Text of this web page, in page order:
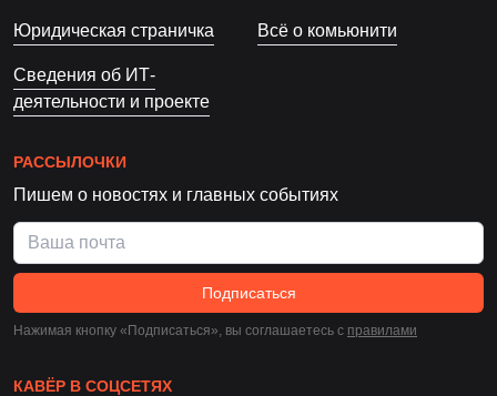
Юридическая страничка Всё о комьюнити
Сведения об ИТ-
деятельности и проекте
РАССЫЛОЧКИ
Пишем о новостях и главных событиях
Подписаться
Нажимая кнопку «Подписаться», вы соглашаетесь c правилами
КАВЁР В СОЦСЕТЯХ